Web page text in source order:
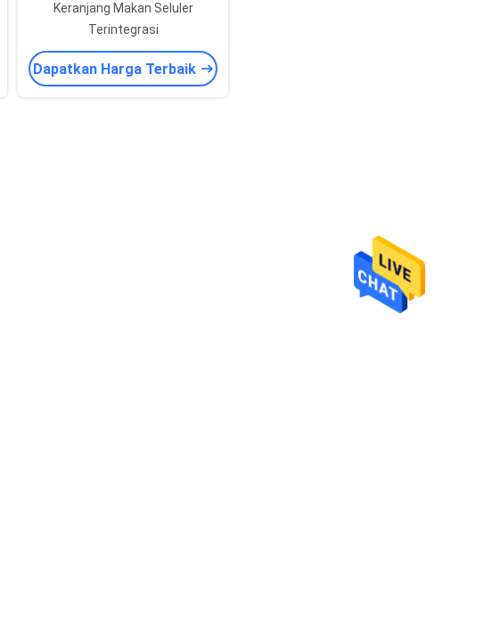
Keranjang Makan Seluler
Terintegrasi
Dapatkan Harga Terbaik